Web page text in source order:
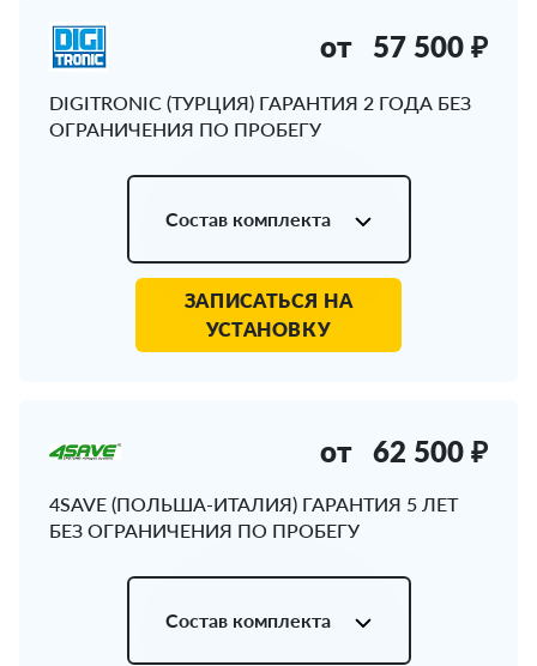
DIGITRONIC (ТУРЦИЯ) ГАРАНТИЯ 2 ГОДА БЕЗ
ОГРАНИЧЕНИЯ ПО ПРОБЕГУ
от 57 500 ₽
Состав комплекта
ЗАПИСАТЬСЯ НА
УСТАНОВКУ
4SAVE (ПОЛЬША-ИТАЛИЯ) ГАРАНТИЯ 5 ЛЕТ
БЕЗ ОГРАНИЧЕНИЯ ПО ПРОБЕГУ
от 62 500 ₽
Состав комплекта